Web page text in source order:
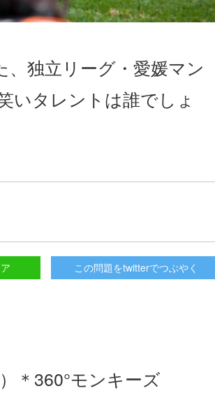
、独立リーグ・愛媛マン
いタレントは誰でしょ
この問題をtwitterでつぶやく
＊360°モンキーズ